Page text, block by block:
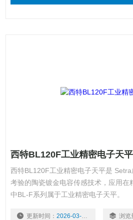
西特BL120F工业精密电子天平
西特BL120F工业精密电子天平是
考验的陶瓷镀金电容传感技术，应用在
中BL-F系列属于工业精密电子天平。
更新时间： 2026-03-03 浏览